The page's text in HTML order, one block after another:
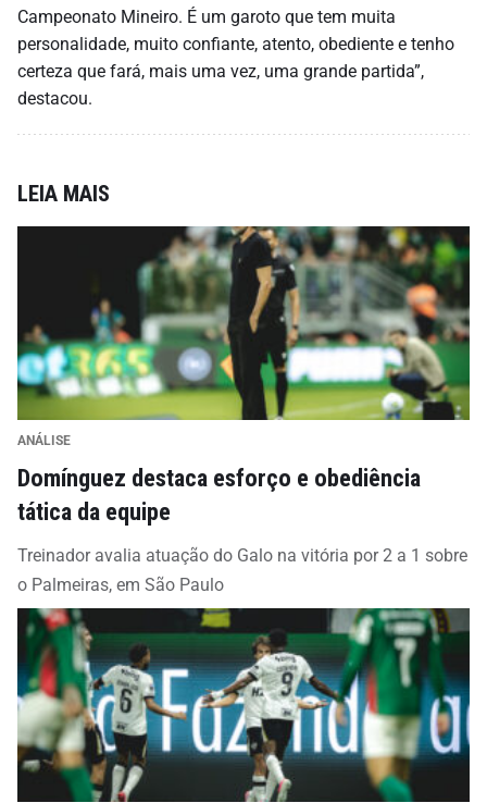
Campeonato Mineiro. É um garoto que tem muita
personalidade, muito confiante, atento, obediente e tenho
certeza que fará, mais uma vez, uma grande partida”,
destacou.
LEIA MAIS
ANÁLISE
Domínguez destaca esforço e obediência
tática da equipe
Treinador avalia atuação do Galo na vitória por 2 a 1 sobre
o Palmeiras, em São Paulo